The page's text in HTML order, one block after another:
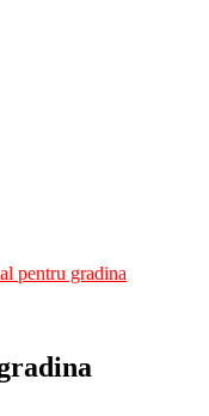
pentru gradina